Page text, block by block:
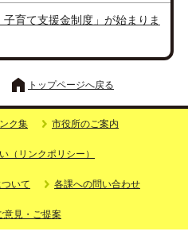
育て支援金制度」が始まりま
トップページへ戻る
ク集 市役所のご案内
（リンクポリシー）
いて 各課への問い合わせ
意見・ご提案